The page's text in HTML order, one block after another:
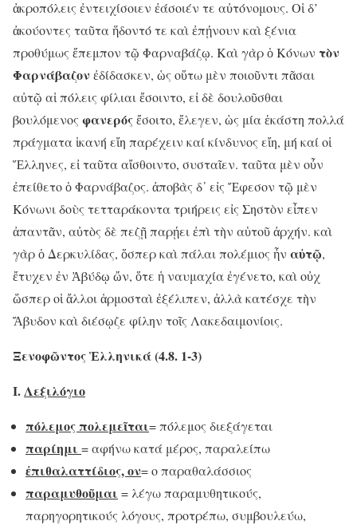
ἀκροπόλεις ἐντειχίσοιεν ἐάσοιέν τε αὐτόνομους. Οἱ δ’
ἀκούοντες ταῦτα ἥδοντό τε καὶ ἐπῄνουν καὶ ξένια
προθύμως ἔπεμπον τῷ Φαρναβάζῳ. Καὶ γὰρ ὁ Κόνων τὸν
Φαρνάβαζον ἐδίδασκεν, ὡς οὕτω μὲν ποιοῦντι πᾶσαι
αὐτῷ αἱ πόλεις φίλιαι ἔσοιντο, εἰ δὲ δουλοῦσθαι
βουλόμενος φανερόςἔσοιτο, ἔλεγεν, ὡς μία ἑκάστη πολλά
πράγματα ἱκανή εἴη παρέχειν καί κίνδυνος εἴη, μή καί οἱ
Ἕλληνες, εἰ ταῦτα αἴσθοιντο, συσταῖεν. ταῦτα μὲν οὖν
ἐπείθετο ὁ Φαρνάβαζος. ἀποβὰς δ᾽ εἰς Ἔφεσον τῷ μὲν
Κόνωνι δοὺς τετταράκοντα τριήρεις εἰς Σηστὸν εἶπεν
ἀπαντᾶν, αὐτὸς δὲ πεζῇ παρῄει ἐπὶ τὴν αὑτοῦ ἀρχήν. καὶ
γὰρ ὁ Δερκυλίδας, ὅσπερ καὶ πάλαι πολέμιος ἦν αὐτῷ,
ἔτυχεν ἐν Ἀβύδῳ ὤν, ὅτε ἡ ναυμαχία ἐγένετο, καὶ οὐχ
ὥσπερ οἱ ἄλλοι ἁρμοσταὶ ἐξέλιπεν, ἀλλὰ κατέσχε τὴν
Ἄβυδον καὶ διέσῳζε φίλην τοῖς Λακεδαιμονίοις.
Ξενοφῶντος Ἑλληνικά (4.8. 1-3)
Ι.Λεξιλόγιο
πόλεμος πολεμεῖται= πόλεμος διεξάγεται
παρίημι = αφήνω κατά μέρος, παραλείπω
ἐπιθαλαττίδιος, ον= ο παραθαλάσσιος
παραμυθοῦμαι = λέγω παραμυθητικούς,
παρηγορητικούς λόγους, προτρέπω, συμβουλεύω,